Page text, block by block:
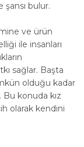
bulur.
ve ürün
ile insanları
sağlar. Başta
olduğu kadar
konuda kız
olarak kendini